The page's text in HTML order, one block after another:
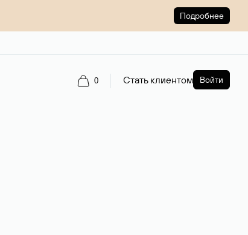
Подробнее
0 Стать клиентом Войти